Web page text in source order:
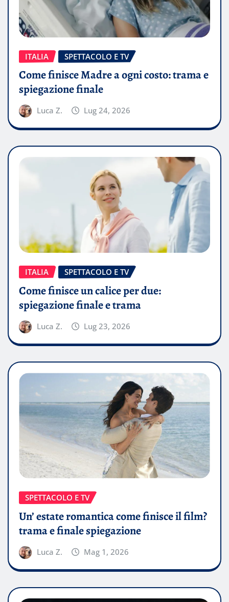
ITALIA SPETTACOLO E TV
Come finisce Madre a ogni costo: trama e
spiegazione finale
Luca Z. Lug 24, 2026
ITALIA SPETTACOLO E TV
Come finisce un calice per due:
spiegazione finale e trama
Luca Z. Lug 23, 2026
SPETTACOLO E TV
Un’ estate romantica come finisce il film?
trama e finale spiegazione
Luca Z. Mag 1, 2026